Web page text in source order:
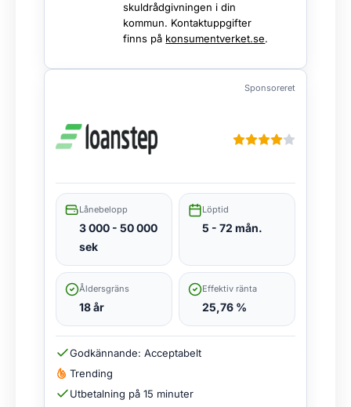
skuldrådgivningen i din
kommun. Kontaktuppgifter
finns på konsumentverket.se.
Sponsoreret
Lånebelopp
3 000 - 50 000
sek
Löptid
5 - 72 mån.
Åldersgräns
18 år
Effektiv ränta
25,76 %
Godkännande: Acceptabelt
Trending
Utbetalning på 15 minuter